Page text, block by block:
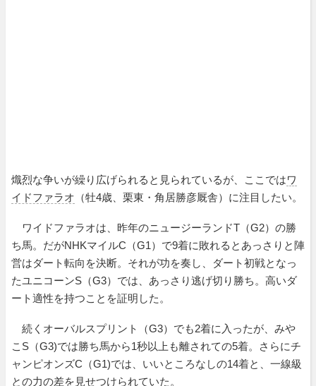
熾烈な争いが繰り広げられると見られているが、ここではワ
イドファラオ （牡4歳、栗東・角居勝彦厩舎）に注目したい。
ワイドファラオは、昨年のニュージーランドT（G2）の勝
ち馬。だがNHKマイルC（G1）で9着に敗れるとあっさりと陣
営はダート転向を決断。それが功を奏し、ダート初戦となっ
たユニコーンS（G3）では、あっさり逃げ切り勝ち。高いダ
ート適性を持つことを証明した。
続くオーバルスプリント（G3）でも2着に入ったが、みや
こS（G3)では勝ち馬から1秒以上も離されての5着。さらにチ
ャンピオンズC（G1)では、いいところなしの14着と、一線級
との力の差を見せつけられていた。